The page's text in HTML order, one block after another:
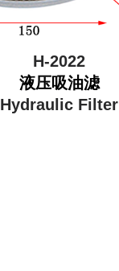
H-2022
液压吸油滤
Hydraulic Filter